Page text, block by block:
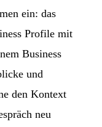
ein: das
Profile mit
Business
und
den Kontext
neu